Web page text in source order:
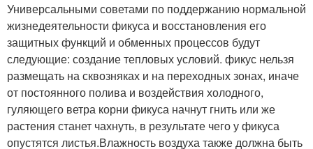
Универсальными советами по поддержанию нормальной
жизнедеятельности фикуса и восстановления его
защитных функций и обменных процессов будут
следующие: создание тепловых условий. фикус нельзя
размещать на сквозняках и на переходных зонах, иначе
от постоянного полива и воздействия холодного,
гуляющего ветра корни фикуса начнут гнить или же
растения станет чахнуть, в результате чего у фикуса
опустятся листья.Влажность воздуха также должна быть